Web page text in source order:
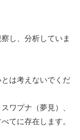
し、分析していま
は考えないでくだ
ワプナ（夢見）、
てに存在します。